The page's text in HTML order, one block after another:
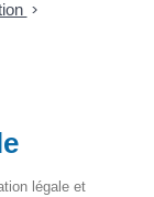
>
légale et